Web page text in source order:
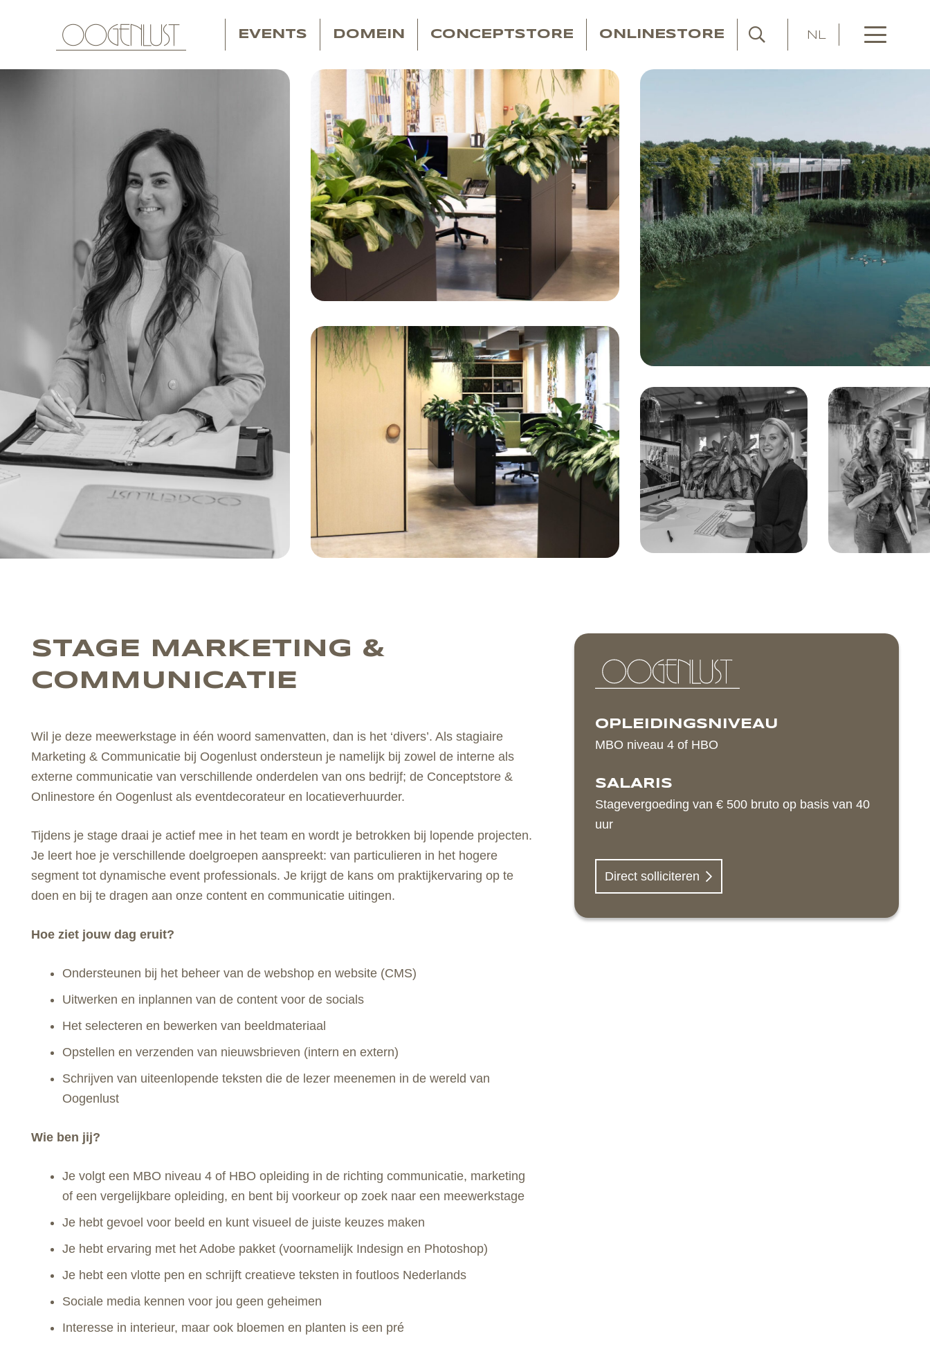
EVENTS DOMEIN CONCEPTSTORE ONLINESTORE NL
STAGE MARKETING &
COMMUNICATIE
Wil je deze meewerkstage in één woord samenvatten, dan is het ‘divers’. Als stagiaire
Marketing & Communicatie bij Oogenlust ondersteun je namelijk bij zowel de interne als
externe communicatie van verschillende onderdelen van ons bedrijf; de Conceptstore &
Onlinestore én Oogenlust als eventdecorateur en locatieverhuurder.
Tijdens je stage draai je actief mee in het team en wordt je betrokken bij lopende projecten.
Je leert hoe je verschillende doelgroepen aanspreekt: van particulieren in het hogere
segment tot dynamische event professionals. Je krijgt de kans om praktijkervaring op te
doen en bij te dragen aan onze content en communicatie uitingen.
Hoe ziet jouw dag eruit?
Ondersteunen bij het beheer van de webshop en website (CMS)
Uitwerken en inplannen van de content voor de socials
Het selecteren en bewerken van beeldmateriaal
Opstellen en verzenden van nieuwsbrieven (intern en extern)
Schrijven van uiteenlopende teksten die de lezer meenemen in de wereld van
Oogenlust
Wie ben jij?
Je volgt een MBO niveau 4 of HBO opleiding in de richting communicatie, marketing
of een vergelijkbare opleiding, en bent bij voorkeur op zoek naar een meewerkstage
Je hebt gevoel voor beeld en kunt visueel de juiste keuzes maken
Je hebt ervaring met het Adobe pakket (voornamelijk Indesign en Photoshop)
Je hebt een vlotte pen en schrijft creatieve teksten in foutloos Nederlands
Sociale media kennen voor jou geen geheimen
Interesse in interieur, maar ook bloemen en planten is een pré
OPLEIDINGSNIVEAU
MBO niveau 4 of HBO
SALARIS
Stagevergoeding van € 500 bruto op basis van 40
uur
Direct solliciteren